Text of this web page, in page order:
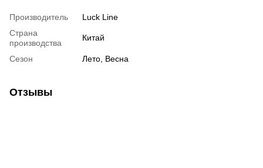
Производитель
Luck Line
Страна
производства
Китай
Сезон Лето, Весна
Отзывы